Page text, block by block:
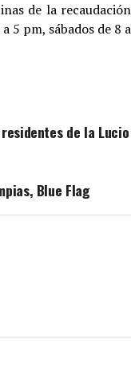
de la recaudación
5 pm, sábados de 8 a
de la Lucio
Blue Flag